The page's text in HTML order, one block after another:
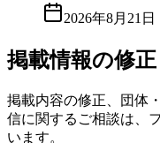
2026年8月21日
掲載情報の修
掲載内容の修正、団体
信に関するご相談は、
います。